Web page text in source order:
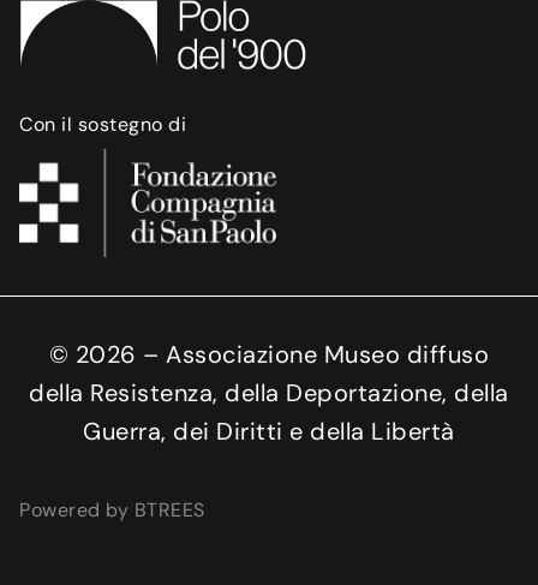
Con il sostegno di
© 2026 – Associazione Museo diffuso
della Resistenza, della Deportazione, della
Guerra, dei Diritti e della Libertà
Powered by BTREES